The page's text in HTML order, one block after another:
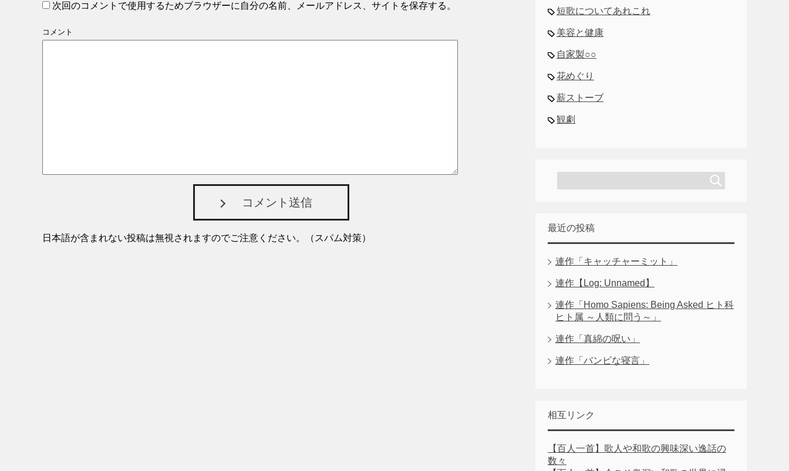
次回のコメントで使用するためブラウザーに自分の名前、メールアドレス、サイトを保存する。
コメント
コメント送信
日本語が含まれない投稿は無視されますのでご注意ください。（スパム対策）
短歌についてあれこれ
美容と健康
自家製○○
花めぐり
薪ストーブ
観劇
最近の投稿
連作「キャッチャーミット」
連作【Log: Unnamed】
連作「Homo Sapiens: Being Asked ヒト科
ヒト属 ～人類に問う～」
連作「真綿の呪い」
連作「バンビな寝言」
相互リンク
【百人一首】歌人や和歌の興味深い逸話の
数々